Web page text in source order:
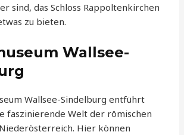
sind, das Schloss Rappoltenkirchen
zu bieten.
Wallsee-
Wallsee-Sindelburg entführt
faszinierende Welt der römischen
Hier können